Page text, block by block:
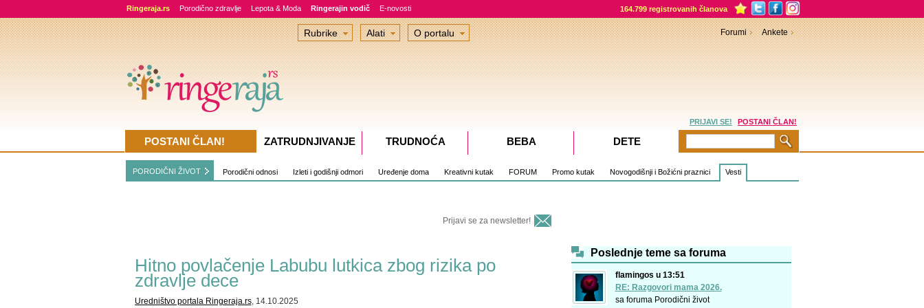
Ringeraja.rs Porodično zdravlje Lepota & Moda Ringerajin vodič E-novosti 164.799 registrovanih članova
PORODIČNI ŽIVOT Porodični odnosi Izleti i godišnji odmori Uređenje doma Kreativni kutak FORUM Promo kutak Novogodišnji i Božićni praznici Vesti
Prijavi se za newsletter!
Hitno povlačenje Labubu lutkica zbog rizika po
zdravlje dece
Uredništvo portala Ringeraja.rs, 14.10.2025
Poslednje teme sa foruma
flamingos u 13:51
RE: Razgovori mama 2026.
sa foruma Porodični život
Rubrike Alati O portalu Forumi Ankete
PRIJAVI SE! POSTANI ČLAN!
POSTANI ČLAN! ZATRUDNJIVANJE TRUDNOĆA BEBA DETE